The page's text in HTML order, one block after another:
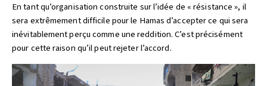
En tant qu’organisation construite sur l’idée de « résistance », il
sera extrêmement difficile pour le Hamas d’accepter ce qui sera
inévitablement perçu comme une reddition. C’est précisément
pour cette raison qu’il peut rejeter l’accord.